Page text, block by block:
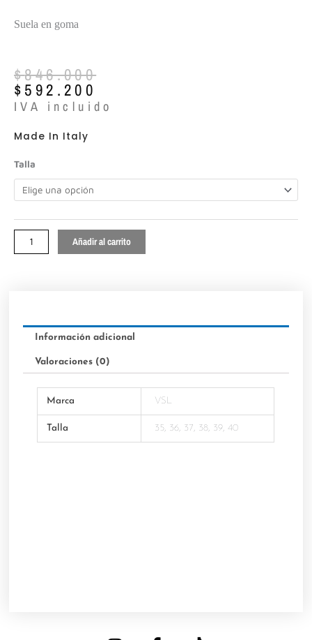
Suela en goma
$846.000
El
precio
original
$846.000.
$592.200
El
precio
actual
$592.200.
IVA incluido
Made In Italy
Talla
Vsl
ref:7714
cantidad
Añadir al carrito
Información adicional
Valoraciones (0)
Marca VSL
Talla 35, 36, 37, 38, 39, 40